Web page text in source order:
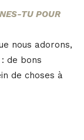
TU POUR
nous adorons,
de bons
de choses à